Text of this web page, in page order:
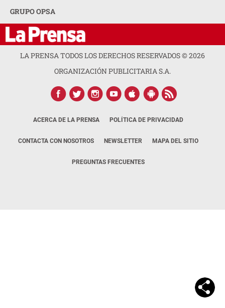
GRUPO OPSA
LA PRENSA TODOS LOS DERECHOS RESERVADOS ©2026
ORGANIZACIÓN PUBLICITARIA S.A.
ACERCA DE LA PRENSA POLÍTICA DE PRIVACIDAD
CONTACTA CON NOSOTROS NEWSLETTER MAPA DEL SITIO
PREGUNTAS FRECUENTES